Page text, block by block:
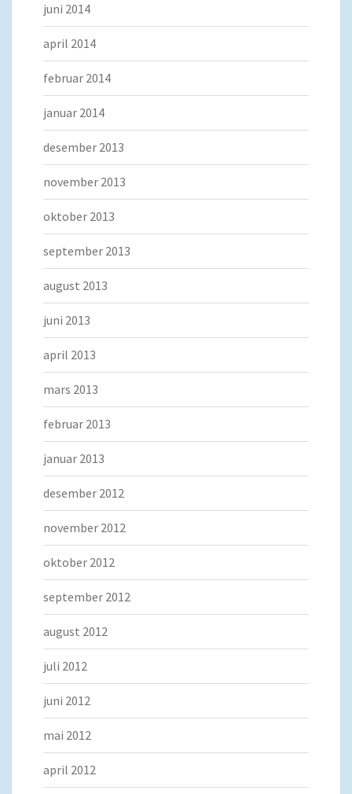
juni 2014
april 2014
februar 2014
januar 2014
desember 2013
november 2013
oktober 2013
september 2013
august 2013
juni 2013
april 2013
mars 2013
februar 2013
januar 2013
desember 2012
november 2012
oktober 2012
september 2012
august 2012
juli 2012
juni 2012
mai 2012
april 2012